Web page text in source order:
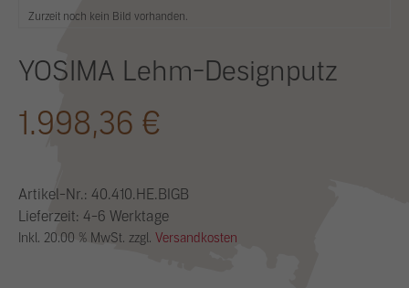
Zurzeit noch kein Bild vorhanden.
YOSIMA Lehm-Designputz
1.998,36 €
Artikel-Nr.: 40.410.HE.BIGB
Lieferzeit: 4-6 Werktage
Inkl. 20.00 % MwSt. zzgl. Versandkosten